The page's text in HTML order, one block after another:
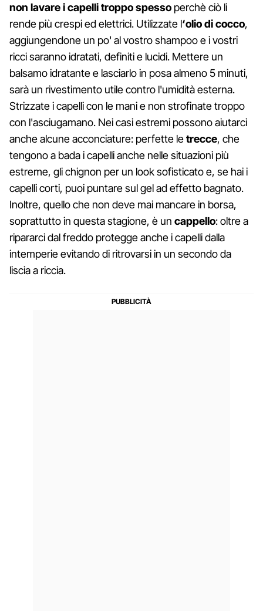
non lavare i capelli troppo spesso perchè ciò li
rende più crespi ed elettrici. Utilizzate l‘olio di cocco,
aggiungendone un po' al vostro shampoo e i vostri
ricci saranno idratati, definiti e lucidi. Mettere un
balsamo idratante e lasciarlo in posa almeno 5 minuti,
sarà un rivestimento utile contro l'umidità esterna.
Strizzate i capelli con le mani e non strofinate troppo
con l'asciugamano. Nei casi estremi possono aiutarci
anche alcune acconciature: perfette letrecce, che
tengono a bada i capelli anche nelle situazioni più
estreme, gli chignon per un look sofisticato e, se hai i
capelli corti, puoi puntare sul gel ad effetto bagnato.
Inoltre, quello che non deve mai mancare in borsa,
soprattutto in questa stagione, è un cappello: oltre a
ripararci dal freddo protegge anche i capelli dalla
intemperie evitando di ritrovarsi in un secondo da
liscia a riccia.